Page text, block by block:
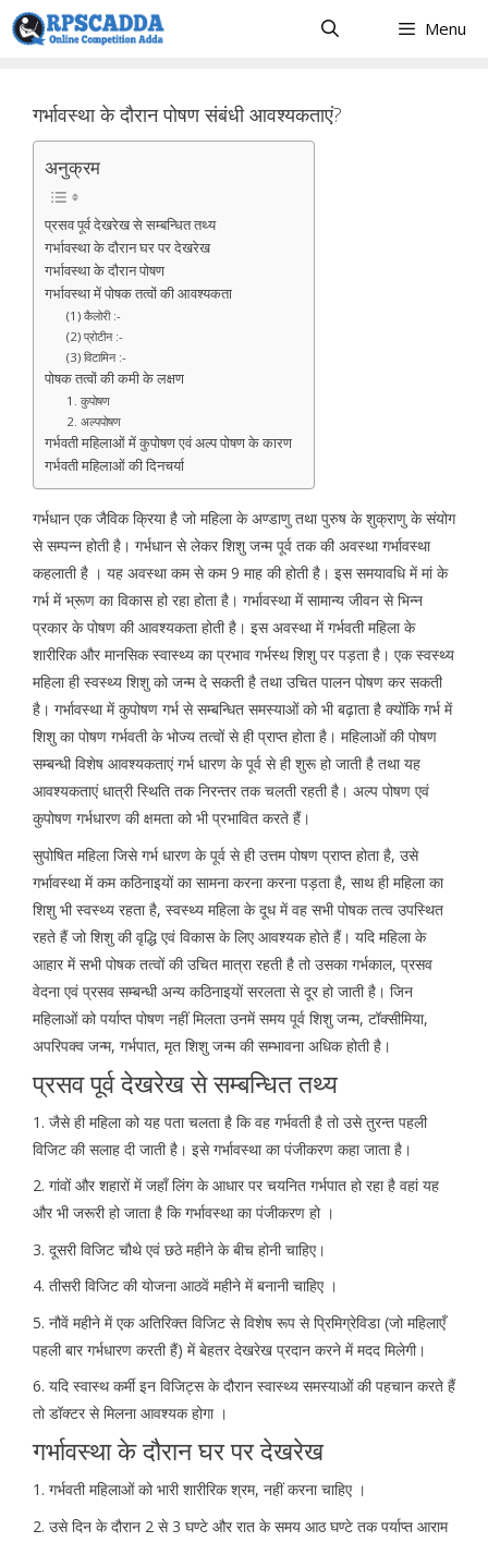
Skip
to
Menu
गर्भावस्था के दौरान पोषण संबंधी आवश्यकताएं?
अनुक्रम
प्रसव पूर्व देखरेख से सम्बन्धित तथ्य
गर्भावस्था के दौरान घर पर देखरेख
गर्भावस्था के दौरान पोषण
गर्भावस्था में पोषक तत्वों की आवश्यकता
(1) कैलोरी :-
(2) प्रोटीन :-
(3) विटामिन :-
पोषक तत्वों की कमी के लक्षण
1. कुपोषण
2. अल्पपोषण
गर्भवती महिलाओं में कुपोषण एवं अल्प पोषण के कारण
गर्भवती महिलाओं की दिनचर्या
गर्भधान एक जैविक क्रिया है जो महिला के अण्डाणु तथा पुरुष के शुक्राणु के संयोग
से सम्पन्न होती है। गर्भधान से लेकर शिशु जन्म पूर्व तक की अवस्था गर्भावस्था
कहलाती है । यह अवस्था कम से कम 9 माह की होती है। इस समयावधि में मां के
गर्भ में भ्रूण का विकास हो रहा होता है। गर्भावस्था में सामान्य जीवन से भिन्न
प्रकार के पोषण की आवश्यकता होती है। इस अवस्था में गर्भवती महिला के
शारीरिक और मानसिक स्वास्थ्य का प्रभाव गर्भस्थ शिशु पर पड़ता है। एक स्वस्थ्य
महिला ही स्वस्थ्य शिशु को जन्म दे सकती है तथा उचित पालन पोषण कर सकती
है। गर्भावस्था में कुपोषण गर्भ से सम्बन्धित समस्याओं को भी बढ़ाता है क्योंकि गर्भ में
शिशु का पोषण गर्भवती के भोज्य तत्वों से ही प्राप्त होता है। महिलाओं की पोषण
सम्बन्धी विशेष आवश्यकताएं गर्भ धारण के पूर्व से ही शुरू हो जाती है तथा यह
आवश्यकताएं धात्री स्थिति तक निरन्तर तक चलती रहती है। अल्प पोषण एवं
कुपोषण गर्भधारण की क्षमता को भी प्रभावित करते हैं।
सुपोषित महिला जिसे गर्भ धारण के पूर्व से ही उत्तम पोषण प्राप्त होता है, उसे
गर्भावस्था में कम कठिनाइयों का सामना करना करना पड़ता है, साथ ही महिला का
शिशु भी स्वस्थ्य रहता है, स्वस्थ्य महिला के दूध में वह सभी पोषक तत्व उपस्थित
रहते हैं जो शिशु की वृद्धि एवं विकास के लिए आवश्यक होते हैं। यदि महिला के
आहार में सभी पोषक तत्वों की उचित मात्रा रहती है तो उसका गर्भकाल, प्रसव
वेदना एवं प्रसव सम्बन्धी अन्य कठिनाइयों सरलता से दूर हो जाती है। जिन
महिलाओं को पर्याप्त पोषण नहीं मिलता उनमें समय पूर्व शिशु जन्म, टॉक्सीमिया,
अपरिपक्व जन्म, गर्भपात, मृत शिशु जन्म की सम्भावना अधिक होती है।
प्रसव पूर्व देखरेख से सम्बन्धित तथ्य
1. जैसे ही महिला को यह पता चलता है कि वह गर्भवती है तो उसे तुरन्त पहली
विजिट की सलाह दी जाती है। इसे गर्भावस्था का पंजीकरण कहा जाता है।
2. गांवों और शहारों में जहाँ लिंग के आधार पर चयनित गर्भपात हो रहा है वहां यह
और भी जरूरी हो जाता है कि गर्भावस्था का पंजीकरण हो ।
3. दूसरी विजिट चौथे एवं छठे महीने के बीच होनी चाहिए।
4. तीसरी विजिट की योजना आठवें महीने में बनानी चाहिए ।
5. नौवें महीने में एक अतिरिक्त विजिट से विशेष रूप से प्रिमिग्रेविडा (जो महिलाएँ
पहली बार गर्भधारण करती हैं) में बेहतर देखरेख प्रदान करने में मदद मिलेगी।
6. यदि स्वास्थ कर्मी इन विजिट्स के दौरान स्वास्थ्य समस्याओं की पहचान करते हैं
तो डॉक्टर से मिलना आवश्यक होगा ।
गर्भावस्था के दौरान घर पर देखरेख
1. गर्भवती महिलाओं को भारी शारीरिक श्रम, नहीं करना चाहिए ।
2. उसे दिन के दौरान 2 से 3 घण्टे और रात के समय आठ घण्टे तक पर्याप्त आराम